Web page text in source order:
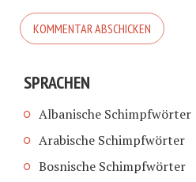
SPRACHEN
Albanische Schimpfwörter
Arabische Schimpfwörter
Bosnische Schimpfwörter